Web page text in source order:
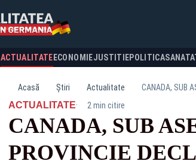
ACTUALITATE ECONOMIEJUSTITIEPOLITICA
Acasă Știri Actualitate CANADA, SUB
ACTUALITATE· 2 min citire
CANADA, SUB
PROVINCIE